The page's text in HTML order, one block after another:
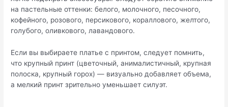
на пастельные оттенки: белого, молочного, песочного,
кофейного, розового, персикового, кораллового, желтого,
голубого, оливкового, лавандового.
Если вы выбираете платье с принтом, следует помнить,
что крупный принт (цветочный, анималистичный, крупная
полоска, крупный горох) — визуально добавляет объема,
а мелкий принт зрительно уменьшает силуэт.